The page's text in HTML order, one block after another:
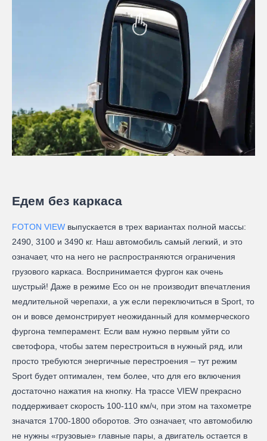
Едем без каркаса
FOTON VIEW выпускается в трех вариантах полной массы:
2490, 3100 и 3490 кг. Наш автомобиль самый легкий, и это
означает, что на него не распространяются ограничения
грузового каркаса. Воспринимается фургон как очень
шустрый! Даже в режиме Eco он не производит впечатления
медлительной черепахи, а уж если переключиться в Sport, то
он и вовсе демонстрирует неожиданный для коммерческого
фургона темперамент. Если вам нужно первым уйти со
светофора, чтобы затем перестроиться в нужный ряд, или
просто требуются энергичные перестроения – тут режим
Sport будет оптимален, тем более, что для его включения
достаточно нажатия на кнопку. На трассе VIEW прекрасно
поддерживает скорость 100-110 км/ч, при этом на тахометре
значатся 1700-1800 оборотов. Это означает, что автомобилю
не нужны «грузовые» главные пары, а двигатель остается в